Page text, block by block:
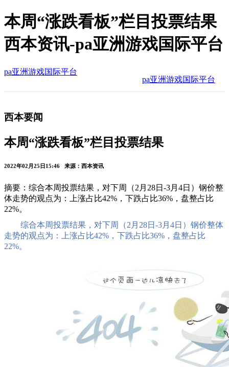
本周“涨跌看板”栏目投票结果
西本资讯-pa亚洲游戏国际平台
pa亚洲游戏国际平台
pa亚洲游戏国际平台
西本要闻
本周“涨跌看板”栏目投票结果
2022年02月25日15:46 来源：西本资讯
摘要：综合本周投票结果，对下周（2月28日-3月4日）钢价整
体走势的观点为：上涨占比42%，下跌占比36%，盘整占比
22%。
综合本周投票结果，对下周（2月28日-3月4日）钢价整体
走势的观点为：上涨占比42%，下跌占比36%，盘整占比
22%。